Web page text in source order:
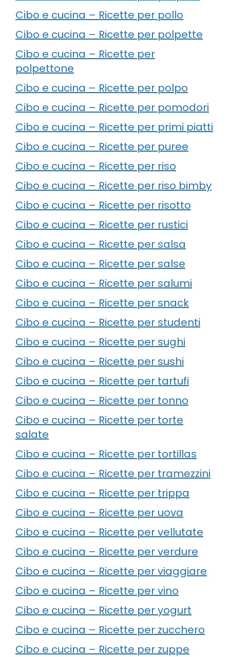
Cibo e cucina – Ricette per pollo
Cibo e cucina – Ricette per polpette
Cibo e cucina – Ricette per
polpettone
Cibo e cucina – Ricette per polpo
Cibo e cucina – Ricette per pomodori
Cibo e cucina – Ricette per primi piatti
Cibo e cucina – Ricette per puree
Cibo e cucina – Ricette per riso
Cibo e cucina – Ricette per riso bimby
Cibo e cucina – Ricette per risotto
Cibo e cucina – Ricette per rustici
Cibo e cucina – Ricette per salsa
Cibo e cucina – Ricette per salse
Cibo e cucina – Ricette per salumi
Cibo e cucina – Ricette per snack
Cibo e cucina – Ricette per studenti
Cibo e cucina – Ricette per sughi
Cibo e cucina – Ricette per sushi
Cibo e cucina – Ricette per tartufi
Cibo e cucina – Ricette per tonno
Cibo e cucina – Ricette per torte
salate
Cibo e cucina – Ricette per tortillas
Cibo e cucina – Ricette per tramezzini
Cibo e cucina – Ricette per trippa
Cibo e cucina – Ricette per uova
Cibo e cucina – Ricette per vellutate
Cibo e cucina – Ricette per verdure
Cibo e cucina – Ricette per viaggiare
Cibo e cucina – Ricette per vino
Cibo e cucina – Ricette per yogurt
Cibo e cucina – Ricette per zucchero
Cibo e cucina – Ricette per zuppe